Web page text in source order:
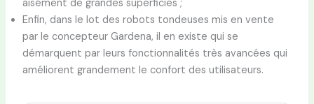
aisément de grandes superficies ;
Enfin, dans le lot des robots tondeuses mis en vente
par le concepteur Gardena, il en existe qui se
démarquent par leurs fonctionnalités très avancées qui
améliorent grandement le confort des utilisateurs.